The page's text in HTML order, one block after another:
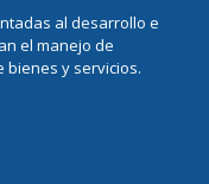
al desarrollo e
el manejo de
bienes y servicios.